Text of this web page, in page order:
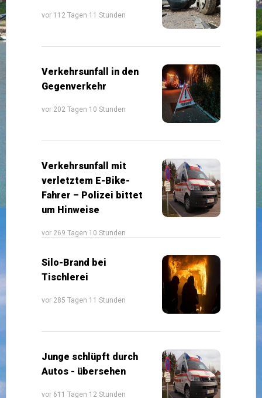
vor 112 Tagen 11 Stunden
Verkehrsunfall in den
Gegenverkehr
vor 202 Tagen 10 Stunden
Verkehrsunfall mit
verletztem E-Bike-
Fahrer – Polizei bittet
um Hinweise
vor 269 Tagen 10 Stunden
Silo-Brand bei
Tischlerei
vor 285 Tagen 11 Stunden
Junge schlüpft durch
Autos - übersehen
vor 611 Tagen 12 Stunden